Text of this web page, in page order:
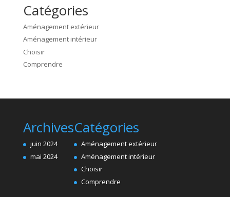
Catégories
Aménagement extérieur
Aménagement intérieur
Choisir
Comprendre
Archives
juin 2024
mai 2024
Catégories
Aménagement extérieur
Aménagement intérieur
Choisir
Comprendre